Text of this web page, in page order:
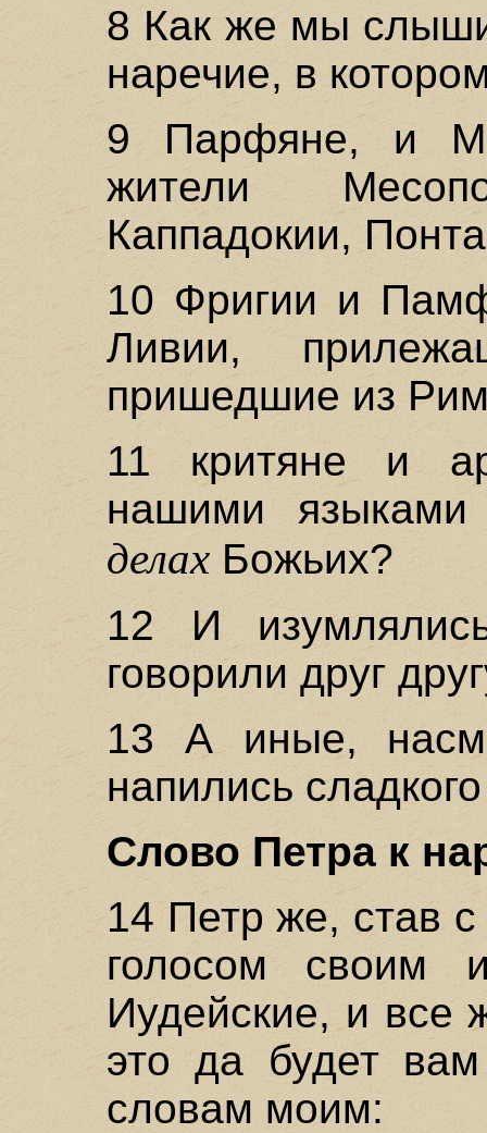
8 Как же мы
наречие, в
9 Парфяне, и
жители
Каппадокии,
10 Фригии и
Ливии,
пришедшие из
11 критяне и
нашими языками
делахБожьих?
12 И
говорили друг
13 А иные,
напились
Слово Петра к
14 Петр же, став
голосом своим
Иудейские, и все
это да будет
словам моим: